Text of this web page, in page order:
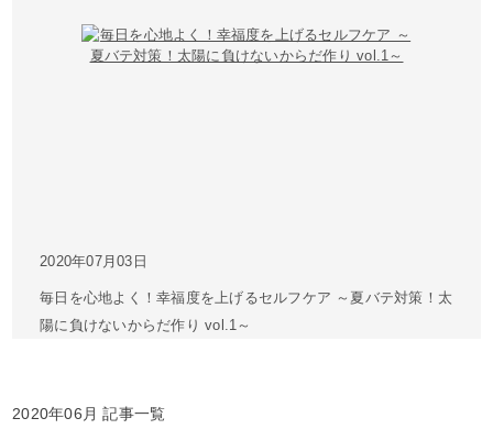
2020年07月03日
毎日を心地よく！幸福度を上げるセルフケア ～夏バテ対策！太
陽に負けないからだ作り vol.1～
2020年06月 記事一覧